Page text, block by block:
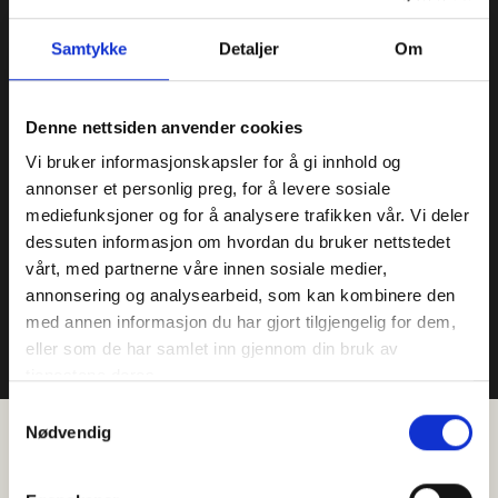
Samtykke Detaljer Om
Denne nettsiden anvender cookies
Vi bruker informasjonskapsler for å gi innhold og
annonser et personlig preg, for å levere sosiale
mediefunksjoner og for å analysere trafikken vår. Vi deler
dessuten informasjon om hvordan du bruker nettstedet
vårt, med partnerne våre innen sosiale medier,
annonsering og analysearbeid, som kan kombinere den
med annen informasjon du har gjort tilgjengelig for dem,
eller som de har samlet inn gjennom din bruk av
Nødvendig
Digitale verktøy
Teknologier og digitale verktøy vi bruker og
anbefaler
Se digitale verktøy